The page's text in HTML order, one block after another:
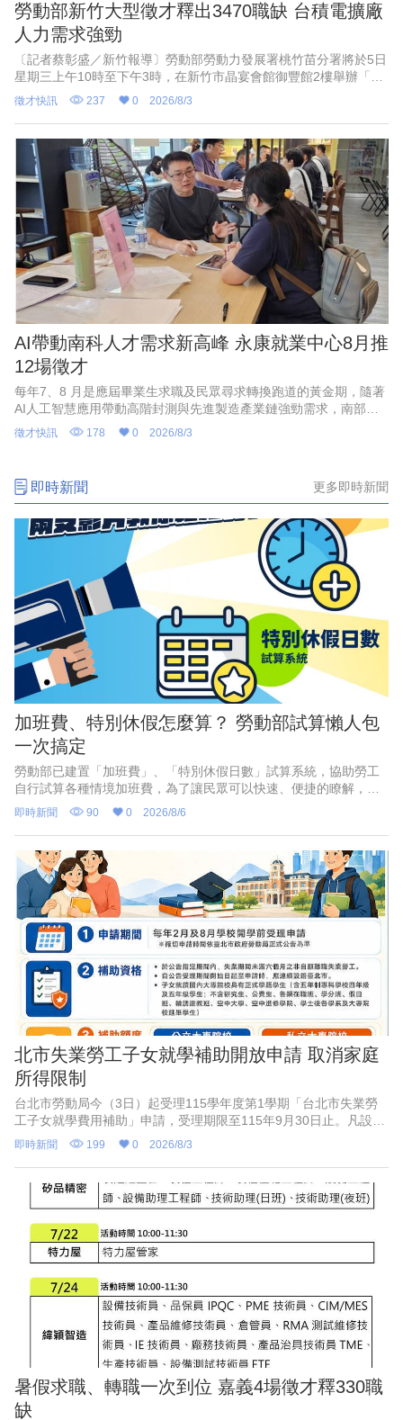
勞動部新竹大型徵才釋出3470職缺 台積電擴廠
人力需求強勁
〔記者蔡彰盛／新竹報導〕勞動部勞動力發展署桃竹苗分署將於5日
星期三上午10時至下午3時，在新竹市晶宴會館御豐館2樓舉辦「新
竹地區畢業季」大型現場徵才活動。現場匯集53家熱門廠商，其中
科技業廠商高達37家，更邀請全球電子代工龍頭「緯創」及「鴻海
集團」進駐現場直接面試，共釋出3470個職缺，類型多元豐富，求
職者免舟車勞頓，即可與企業當面洽談、當場卡位，是應屆畢業生
與青年求職者踏入竹科科技產業的絕佳機會。
徵才快訊 237 0 2026/8/3
AI帶動南科人才需求新高峰 永康就業中心8月推
12場徵才
每年7、8 月是應屆畢業生求職及民眾尋求轉換跑道的黃金期，隨著
AI人工智慧應用帶動高階封測與先進製造產業鏈強勁需求，南部科
學園區產能持續擴充，周邊供應鏈也出現龐大人力，勞動部勞動力
發展署雲嘉南分署永康就業中心串聯多家知名企業，8月將推出12場
徵才快訊 178 0 2026/8/3
即時新聞 更多即時新聞
加班費、特別休假怎麼算？ 勞動部試算懶人包
一次搞定
勞動部已建置「加班費」、「特別休假日數」試算系統，協助勞工
自行試算各種情境加班費，為了讓民眾可以快速、便捷的瞭解，勞
動部特別推出2支1分鐘懶人包影片，透過畫面逐步教學，讓勞工和
雇主都能一看就懂、動動手指精準計算。
即時新聞 90 0 2026/8/6
北市失業勞工子女就學補助開放申請 取消家庭
所得限制
台北市勞動局今（3日）起受理115學年度第1學期「台北市失業勞
工子女就學費用補助」申請，受理期限至115年9月30日止。凡設籍
北市、於4月1日至9月30日非自願離職失業之勞工，其子女就讀國
內大專校院並具有正式學籍者，得依規定提出申請。勞動局也補
充，本次刪除家庭年所得148萬元以下限制，協助失業勞工家庭度過
經濟轉銜期，穩定子女受教權益。
即時新聞 199 0 2026/8/3
暑假求職、轉職一次到位 嘉義4場徵才釋330職
缺